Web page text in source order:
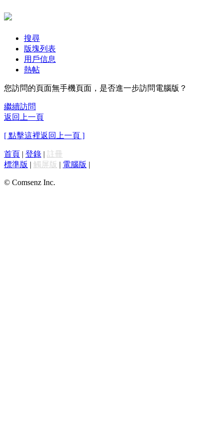
搜尋
版塊列表
用戶信息
熱帖
您訪問的頁面無手機頁面，是否進一步訪問電腦版？
繼續訪問
返回上一頁
[ 點擊這裡返回上一頁 ]
首頁 | 登錄 | 註冊
標準版 | 觸屏版 | 電腦版 |
© Comsenz Inc.